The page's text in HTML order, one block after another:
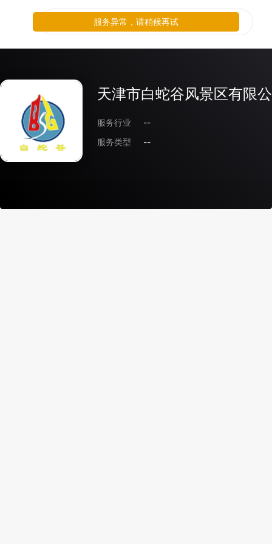
天津市白蛇谷风景区有限
服务行业
--
服务类型
--
服务异常，请稍候再试